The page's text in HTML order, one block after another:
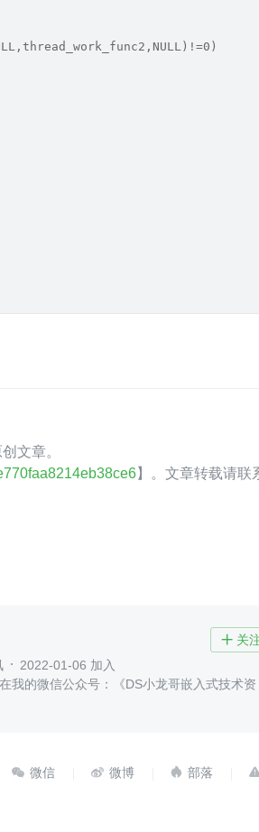
文章。
】。文章转载请联
 关
2022-01-06 加入
我的微信公众号：《DS小龙哥嵌入式技术资
  